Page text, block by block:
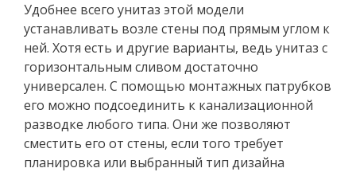
Удобнее всего унитаз этой модели
устанавливать возле стены под прямым углом к
ней. Хотя есть и другие варианты, ведь унитаз с
горизонтальным сливом достаточно
универсален. С помощью монтажных патрубков
его можно подсоединить к канализационной
разводке любого типа. Они же позволяют
сместить его от стены, если того требует
планировка или выбранный тип дизайна